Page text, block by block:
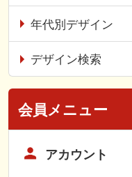
年代別デザイン
デザイン検索
会員メニュー
アカウント